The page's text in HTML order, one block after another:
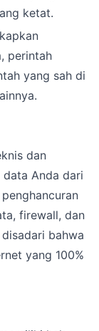
ketat.
perintah
yang sah di
dan
Anda dari
firewall, dan
bahwa
yang 100%